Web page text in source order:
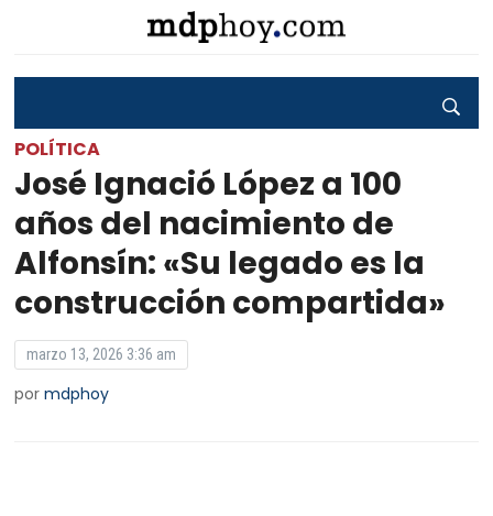
POLÍTICA
José Ignació López a 100
años del nacimiento de
Alfonsín: «Su legado es la
construcción compartida»
marzo 13, 2026 3:36 am
pormdphoy